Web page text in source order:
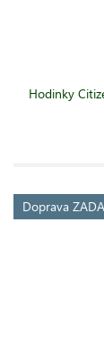
Hodinky
Doprava